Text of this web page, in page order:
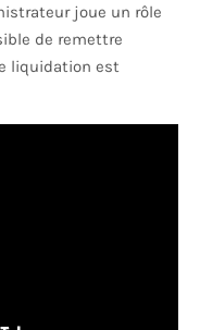
joue un rôle
de remettre
liquidation est